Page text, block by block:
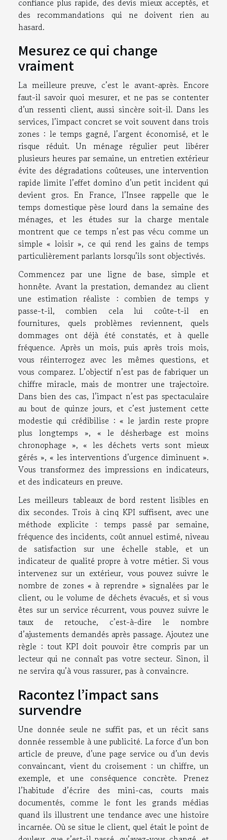
des recommandations qui ne doivent rien au
hasard.
Mesurez ce qui change
vraiment
La meilleure preuve, c’est le avant-après. Encore
faut-il savoir quoi mesurer, et ne pas se contenter
d’un ressenti client, aussi sincère soit-il. Dans les
services, l’impact concret se voit souvent dans trois
zones : le temps gagné, l’argent économisé, et le
risque réduit. Un ménage régulier peut libérer
plusieurs heures par semaine, un entretien extérieur
évite des dégradations coûteuses, une intervention
rapide limite l’effet domino d’un petit incident qui
devient gros. En France, l’Insee rappelle que le
temps domestique pèse lourd dans la semaine des
ménages, et les études sur la charge mentale
montrent que ce temps n’est pas vécu comme un
simple « loisir », ce qui rend les gains de temps
particulièrement parlants lorsqu’ils sont objectivés.
Commencez par une ligne de base, simple et
honnête. Avant la prestation, demandez au client
une estimation réaliste : combien de temps y
passe-t-il, combien cela lui coûte-t-il en
fournitures, quels problèmes reviennent, quels
dommages ont déjà été constatés, et à quelle
fréquence. Après un mois, puis après trois mois,
vous réinterrogez avec les mêmes questions, et
vous comparez. L’objectif n’est pas de fabriquer un
chiffre miracle, mais de montrer une trajectoire.
Dans bien des cas, l’impact n’est pas spectaculaire
au bout de quinze jours, et c’est justement cette
modestie qui crédibilise : « le jardin reste propre
plus longtemps », « le désherbage est moins
chronophage », « les déchets verts sont mieux
gérés », « les interventions d’urgence diminuent ».
Vous transformez des impressions en indicateurs,
et des indicateurs en preuve.
Les meilleurs tableaux de bord restent lisibles en
dix secondes. Trois à cinq KPI suffisent, avec une
méthode explicite : temps passé par semaine,
fréquence des incidents, coût annuel estimé, niveau
de satisfaction sur une échelle stable, et un
indicateur de qualité propre à votre métier. Si vous
intervenez sur un extérieur, vous pouvez suivre le
nombre de zones « à reprendre » signalées par le
client, ou le volume de déchets évacués, et si vous
êtes sur un service récurrent, vous pouvez suivre le
taux de retouche, c’est-à-dire le nombre
d’ajustements demandés après passage. Ajoutez une
règle : tout KPI doit pouvoir être compris par un
lecteur qui ne connaît pas votre secteur. Sinon, il
ne servira qu’à vous rassurer, pas à convaincre.
Racontez l’impact sans
survendre
Une donnée seule ne suffit pas, et un récit sans
donnée ressemble à une publicité. La force d’un bon
article de preuve, d’une page service ou d’un devis
convaincant, vient du croisement : un chiffre, un
exemple, et une conséquence concrète. Prenez
l’habitude d’écrire des mini-cas, courts mais
documentés, comme le font les grands médias
quand ils illustrent une tendance avec une histoire
incarnée. Où se situe le client, quel était le point de